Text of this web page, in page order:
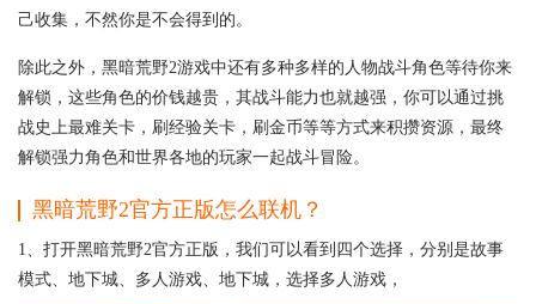
己收集，不然你是不会得到的。
除此之外，黑暗荒野2游戏中还有多种多样的人物战斗角色等待你来
解锁，这些角色的价钱越贵，其战斗能力也就越强，你可以通过挑
战史上最难关卡，刷经验关卡，刷金币等等方式来积攒资源，最终
解锁强力角色和世界各地的玩家一起战斗冒险。
黑暗荒野2官方正版怎么联机？
1、打开黑暗荒野2官方正版，我们可以看到四个选择，分别是故事
模式、地下城、多人游戏、地下城，选择多人游戏，